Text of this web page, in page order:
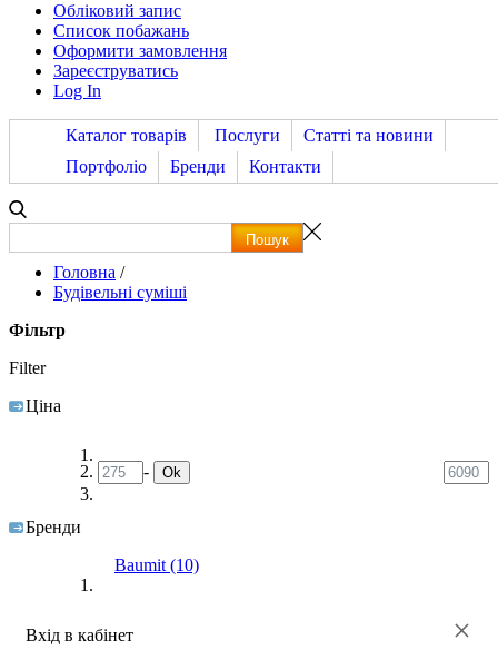
Обліковий запис
Список побажань
Оформити замовлення
Зареєструватись
Log In
Каталог товарів Послуги
Статті та новини
Портфоліо
Бренди Контакти
Головна /
Будівельні суміші
Фільтр
Filter
Ціна
- Ok
Бренди
Baumit (10)
×
Вхід в кабінет